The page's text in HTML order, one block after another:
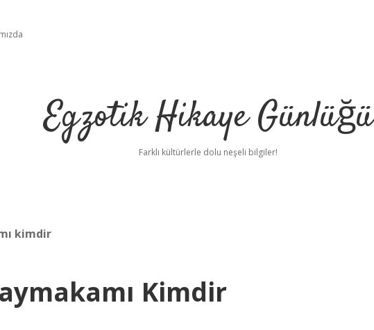
Egzotik Hikaye Günlüğü
Farklı kültürlerle dolu neşeli bilgiler!
kimdir
Kimdir